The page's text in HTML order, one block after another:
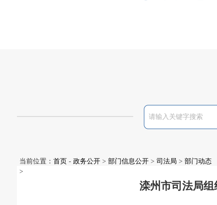
当前位置： 首页 - 政务公开 > 部门信息公开 > 司法局 > 部门动态
>
滦州市司法局组